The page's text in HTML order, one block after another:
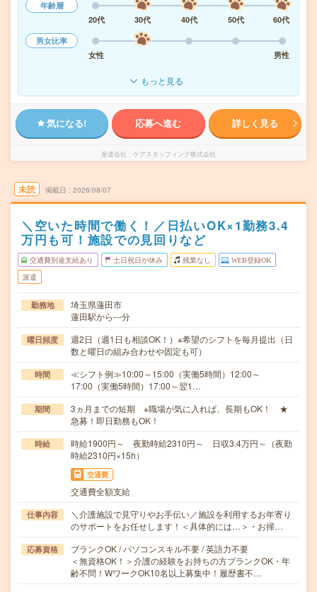
年齢層
20代
30代 40代 50代
60代
男女比率
女性
男性
もっと見る
気になる! 応募へ進む 詳しく見る
派遣会社 ケアスタッフィング株式会社
未読 掲載日 2026/08/07
＼空いた時間で働く！／日払いOK×1勤務3.4
万円も可！施設での見回りなど
交通費別途支給あり 土日祝日が休み 残業なし WEB登録OK
派遣
勤務地
埼玉県蓮田市
蓮田駅から---分
曜日頻度
週2日（週1日も相談OK！）※希望のシフトを毎月提出（日
数と曜日の組み合わせや固定も可）
時間
≪シフト例≫10:00～15:00（実働5時間）12:00～
17:00（実働5時間）17:00～翌1…
期間
3ヵ月までの短期 ※職場が気に入れば、長期もOK！ ★
急募！即日勤務もOK！
時給
時給1900円～ 夜勤時給2310円～ 日収3.4万円～（夜勤
時給2310円×15h）
交通費
交通費全額支給
仕事内容
＼介護施設で見守りやお手伝い／施設を利用するお年寄り
のサポートをお任せします！＜具体的には…＞・お掃…
応募資格
ブランクOK / パソコンスキル不要 / 英語力不要
＜無資格OK！＞介護の経験をお持ちの方ブランクOK・年
齢不問！WワークOK10名以上募集中！履歴書不…